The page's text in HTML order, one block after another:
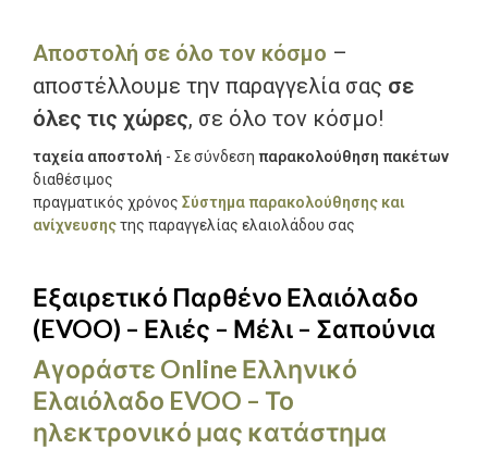
Αποστολή σε όλο τον κόσμο –
αποστέλλουμε την παραγγελία σας σε
όλες τις χώρες, σε όλο τον κόσμο!
ταχεία αποστολή - Σε σύνδεση παρακολούθηση πακέτων
διαθέσιμος
πραγματικός χρόνος Σύστημα παρακολούθησης και
ανίχνευσηςτης παραγγελίας ελαιολάδου σας
Εξαιρετικό Παρθένο Ελαιόλαδο
(EVOO) – Ελιές – Μέλι – Σαπούνια
Αγοράστε Online Ελληνικό
Ελαιόλαδο EVOO – Το
ηλεκτρονικό μας κατάστημα